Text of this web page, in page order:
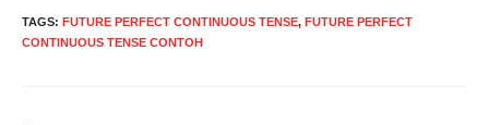
TAGS: FUTURE PERFECT CONTINUOUS TENSE, FUTURE PERFECT
CONTINUOUS TENSE CONTOH